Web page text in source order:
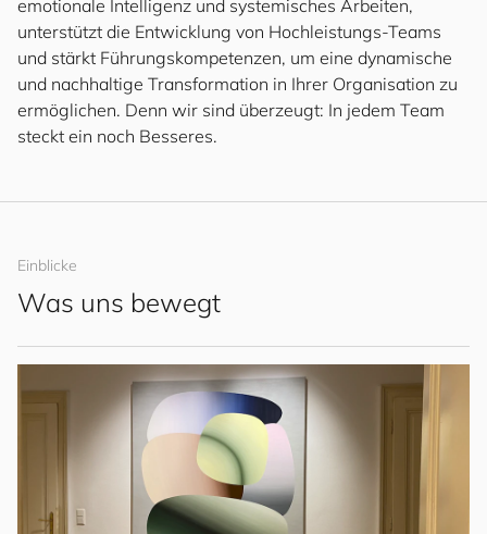
emotionale Intelligenz und systemisches Arbeiten,
unterstützt die Entwicklung von Hochleistungs-Teams
und stärkt Führungskompetenzen, um eine dynamische
und nachhaltige Transformation in Ihrer Organisation zu
ermöglichen. Denn wir sind überzeugt: In jedem Team
steckt ein noch Besseres.
Einblicke
Was uns bewegt